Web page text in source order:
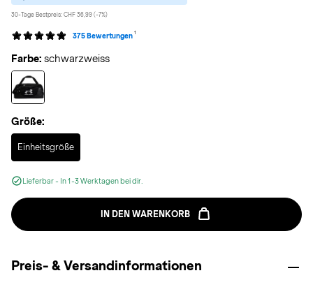
30-Tage Bestpreis: CHF 36,99 (-7%)
375 Bewertungen 1
Farbe: schwarzweiss
Größe:
Einheitsgröße
Selected
Lieferbar - In 1-3 Werktagen bei dir.
IN DEN WARENKORB
Preis- & Versandinformationen